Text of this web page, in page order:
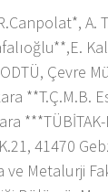
A.
Çevre
**T.Ç.M.B.
41470
ve Metalurji